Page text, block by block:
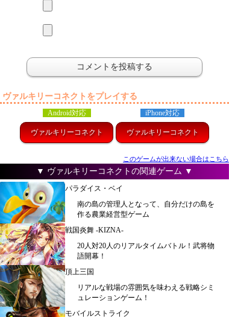
ヴァルキリーコネクトをプレイする
Android対応
ヴァルキリーコネクト
iPhone対応
ヴァルキリーコネクト
このゲームが出来ない場合はこちら
▼ ヴァルキリーコネクトの関連ゲーム ▼
パラダイス・ベイ
南の島の管理人となって、自分だけの島を
作る農業経営型ゲーム
戦国炎舞 -KIZNA-
20人対20人のリアルタイムバトル！武将物
語開幕！
頂上三国
リアルな戦場の雰囲気を味わえる戦略シミ
ュレーションゲーム！
モバイルストライク